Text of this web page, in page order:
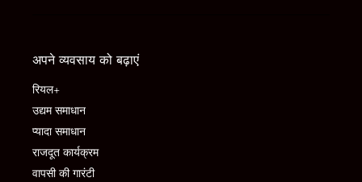
अपने व्यवसाय को बढ़ाएं
रियल+
उद्यम समाधान
प्यादा समाधान
राजदूत कार्यक्रम
वापसी की गारंटी